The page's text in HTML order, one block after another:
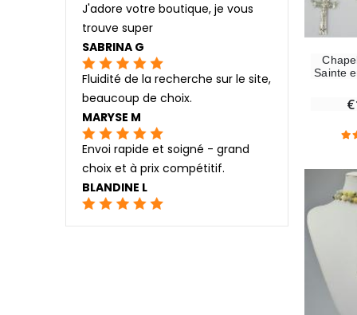
Sainte
J'adore votre boutique, je vous
trouve super
SABRINA G
Fluidité de la recherche sur le site,
beaucoup de choix.
MARYSE M
Envoi rapide et soigné - grand
choix et à prix compétitif.
BLANDINE L